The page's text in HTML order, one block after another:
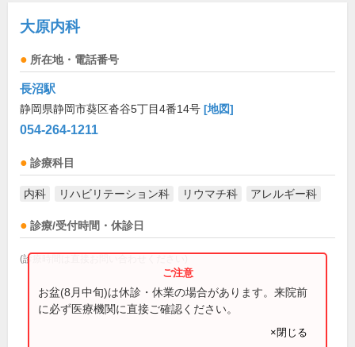
大原内科
所在地・電話番号
長沼駅
静岡県静岡市葵区沓谷5丁目4番14号 [地図]
054-264-1211
診療科目
内科 リハビリテーション科 リウマチ科 アレルギー科
診療/受付時間・休診日
(診療時間は直接お問い合わせください)
お盆(8月中旬)は休診・休業の場合があります。来院前
に必ず医療機関に直接ご確認ください。
×閉じる